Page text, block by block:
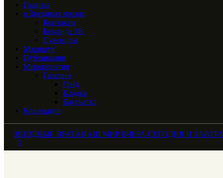
Главная
о Звездных вратах
Контакты
Команда ЗВ
Сувениры
Маршрут
Публикации
Мероприятия
Галерии
Грид
Кладка
Брусчатка
Коллекции
ЗВЕЗДНЫЕ ВРАТАНАШ МИР ВЧЕРА СЕГОДНЯ И ЗАВТРА